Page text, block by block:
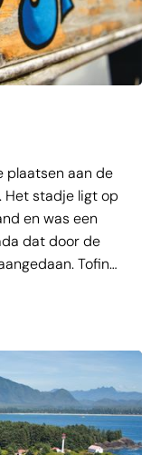
plaatsen aan de
Het stadje ligt op
en was een
dat door de
Tofino
ook een
is bij surfers.